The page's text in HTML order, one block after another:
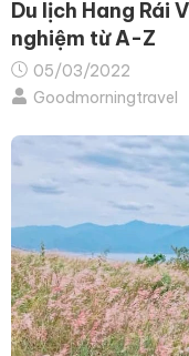
Du lịch Hang Rái
nghiệm từ A-Z
05/03/2022
Goodmorningtravel